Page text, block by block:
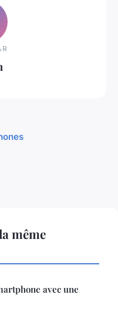
même
avec une